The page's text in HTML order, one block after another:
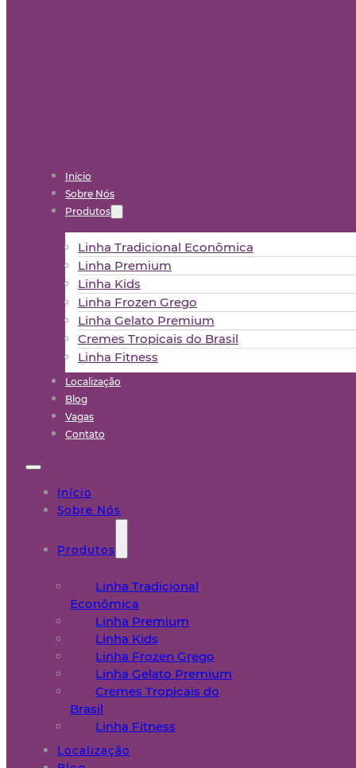
Início
Sobre Nós
Produtos
Linha Tradicional Econômica
Linha Premium
Linha Kids
Linha Frozen Grego
Linha Gelato Premium
Cremes Tropicais do Brasil
Linha Fitness
Localização
Blog
Vagas
Contato
Início
Sobre Nós
Produtos
Linha Tradicional
Econômica
Linha Premium
Linha Kids
Linha Frozen Grego
Linha Gelato Premium
Cremes Tropicais do
Brasil
Linha Fitness
Localização